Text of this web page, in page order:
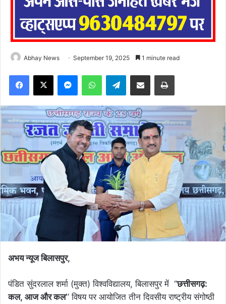
Abhay News September 19, 2025 1 minute read
Facebook
X MessengerWhatsAppTelegramShare via Email Print
अभय न्यूज बिलासपुर,
पंडित सुंदरलाल शर्मा (मुक्त) विश्वविद्यालय, बिलासपुर में ‘‘छत्तीसगढ़:
कल, आज और कल’’ विषय पर आयोजित तीन दिवसीय राष्ट्रीय संगोष्ठी